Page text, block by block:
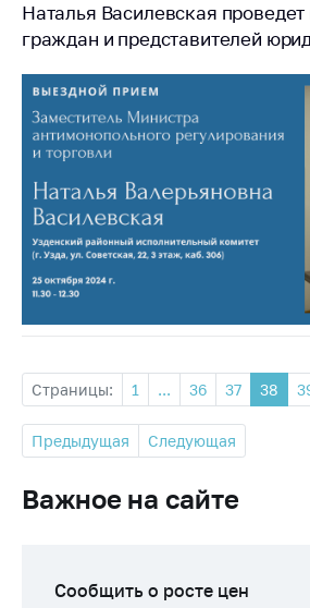
Наталья Василевская
граждан и представителей
Страницы: 1 ... 36 37 38
Предыдущая Следующая
Важное на сайте
Сообщить о росте цен